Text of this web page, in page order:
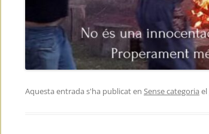
Aquesta entrada s'ha publicat en Sense categoria el